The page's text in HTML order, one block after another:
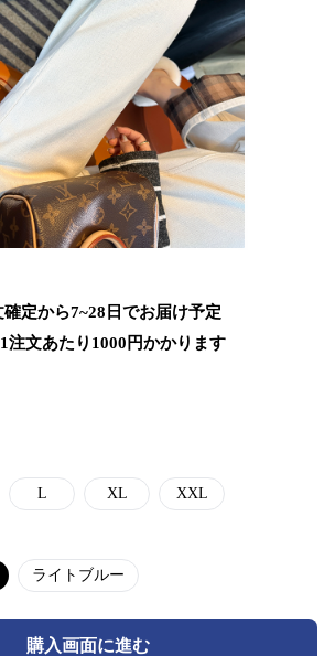
確定から7~28日でお届け予定
注文あたり 1000 円かかります
L XL XXL
ライトブルー
購入画面に進む